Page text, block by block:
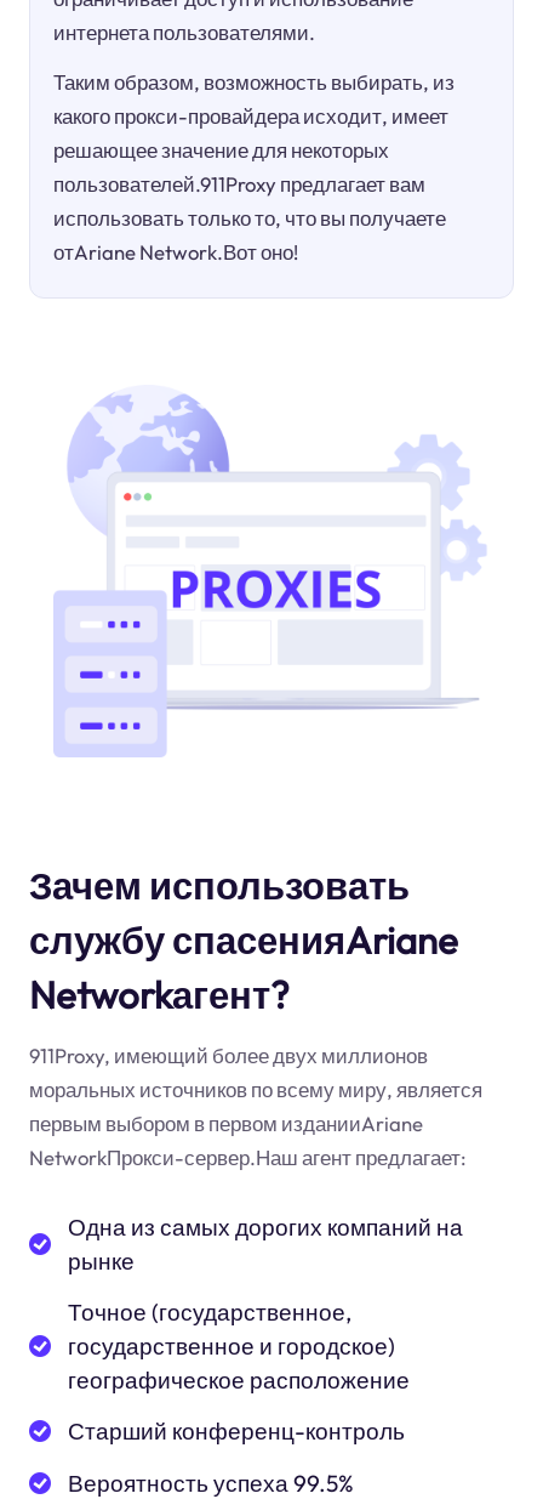
интернета пользователями.
Таким образом, возможность выбирать, из
какого прокси-провайдера исходит, имеет
решающее значение для некоторых
пользователей.911Proxy предлагает вам
использовать только то, что вы получаете
отAriane Network.Вот оно!
Зачем использовать
службу спасенияAriane
Networkагент?
911Proxy, имеющий более двух миллионов
моральных источников по всему миру, является
первым выбором в первом изданииAriane
NetworkПрокси-сервер.Наш агент предлагает:
Одна из самых дорогих компаний на
рынке
Точное (государственное,
государственное и городское)
географическое расположение
Старший конференц-контроль
Вероятность успеха 99.5%